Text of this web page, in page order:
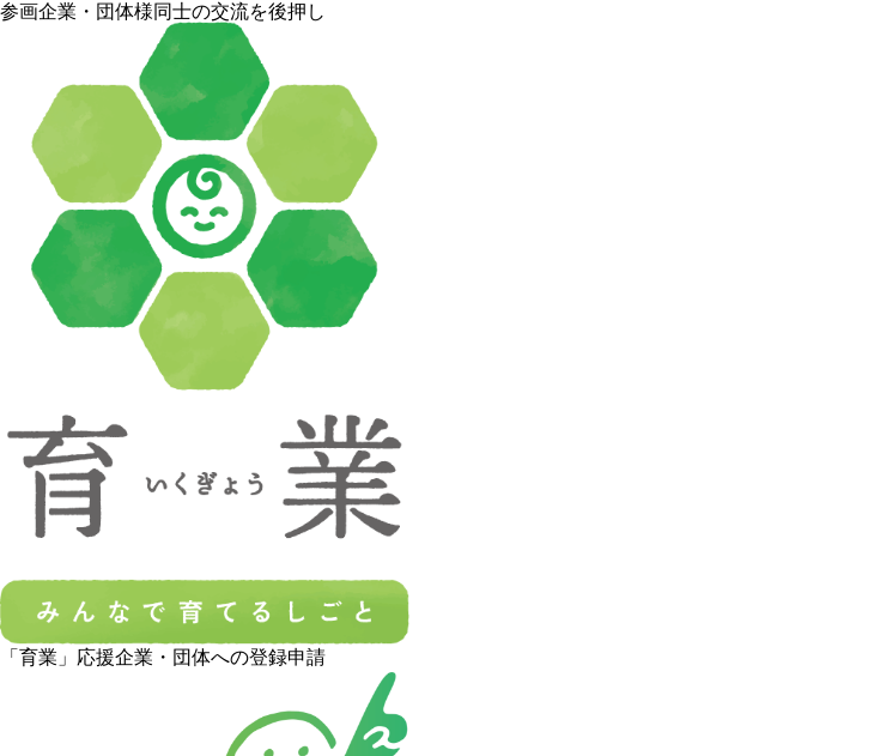
参画企業・団体様同士の交流を後押し
「育業」応援企業・団体への登録申請